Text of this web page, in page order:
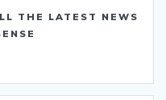
THE LATEST NEWS